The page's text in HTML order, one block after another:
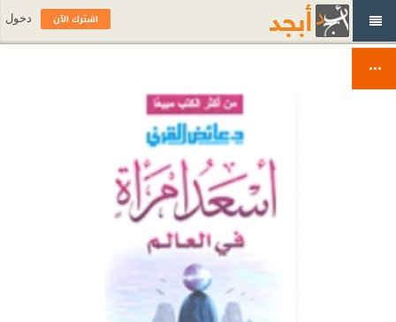
اشترك الآن دخول